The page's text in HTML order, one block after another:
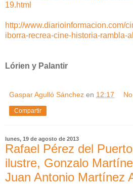
19.html
http://www.diarioinformacion.com/
iborra-recrea-cine-historia-rambla-
Lórien y Palantir
Gaspar Agulló Sánchez en 12:17
Compartir
lunes, 19 de agosto de 2013
Rafael Pérez del
ilustre, Gonzalo
Juan Antonio Martínez